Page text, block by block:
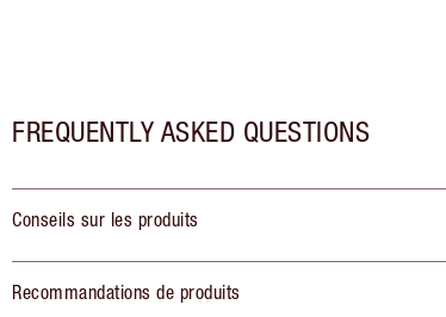
FREQUENTLY ASKED QUESTIONS
Conseils sur les produits
Recommandations de produits